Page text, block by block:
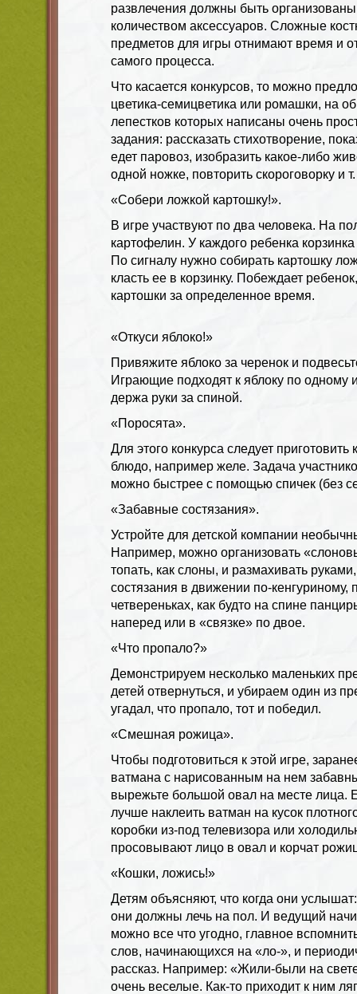
развлечения должны быть
количеством аксессуаров. Сложные
предметов для игры отнимают время и
самого процесса.
Что касается конкурсов, то можно
цветика-семицветика или ромашки, на
лепестков которых написаны очень
задания: рассказать стихотворение,
едет паровоз, изобразить какое-либо
одной ножке, повторить скороговорку и
«Собери ложкой картошку!».
В игре участвуют по два человека. На
картофелин. У каждого ребенка
По сигналу нужно собирать картошку
класть ее в корзинку. Побеждает
картошки за определенное время.
«Откуси яблоко!»
Привяжите яблоко за черенок и
Играющие подходят к яблоку по одному
держа руки за спиной.
«Поросята».
Для этого конкурса следует
блюдо, например желе. Задача
можно быстрее с помощью спичек (без
«Забавные состязания».
Устройте для детской компании
Например, можно организовать
топать, как слоны, и размахивать
состязания в движении по-кенгуриному,
четвереньках, как будто на спине
наперед или в «связке» по двое.
«Что пропало?»
Демонстрируем несколько маленьких
детей отвернуться, и убираем один из
угадал, что пропало, тот и победил.
«Смешная рожица».
Чтобы подготовиться к этой игре,
ватмана с нарисованным на нем
вырежьте большой овал на месте лица.
лучше наклеить ватман на кусок
коробки из-под телевизора или
просовывают лицо в овал и корчат
«Кошки, ложись!»
Детям объясняют, что когда они
они должны лечь на пол. И ведущий
можно все что угодно, главное
слов, начинающихся на «ло-», и
рассказ. Например: «Жили-были на
очень веселые. Как-то приходит к ним